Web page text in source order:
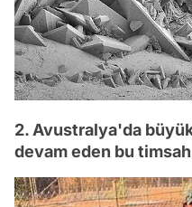
2. Avustralya'da
devam eden bu